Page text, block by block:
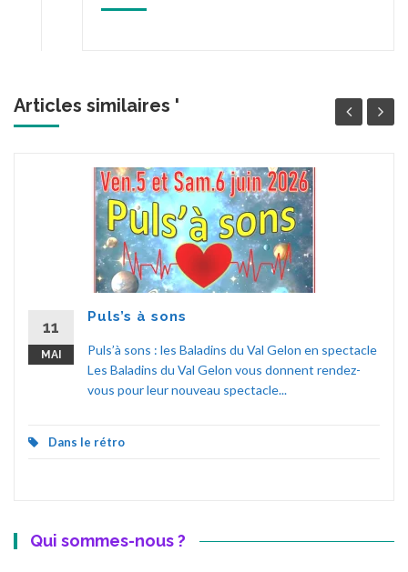
Articles similaires '
11
MAI
Puls’s à sons
Puls’à sons : les Baladins du Val Gelon en spectacle
Les Baladins du Val Gelon vous donnent rendez-
vous pour leur nouveau spectacle...
Dans le rétro
Qui sommes-nous ?